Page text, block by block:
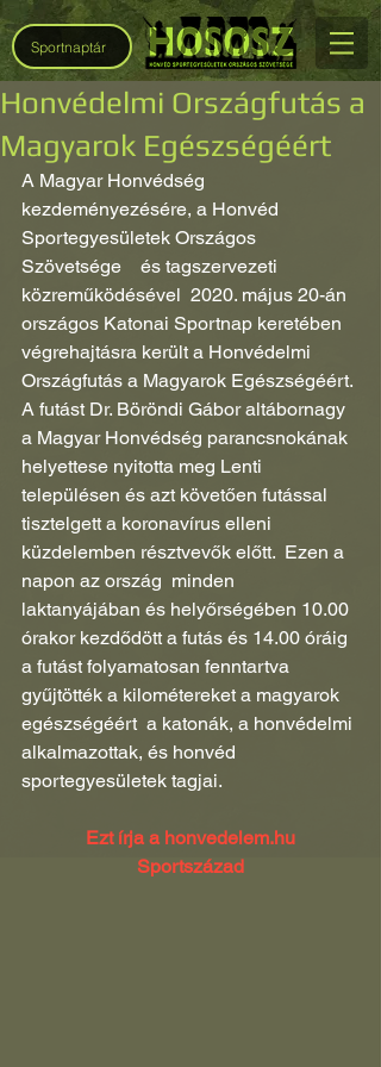
Sportnaptár
Honvédelmi Országfutás a
Magyarok Egészségéért
A Magyar Honvédség
kezdeményezésére, a Honvéd
Sportegyesületek Országos
Szövetsége    és tagszervezeti
közreműködésével  2020. május 20-án
országos Katonai Sportnap keretében
végrehajtásra került a Honvédelmi
Országfutás a Magyarok Egészségéért.
A futást Dr. Böröndi Gábor altábornagy
a Magyar Honvédség parancsnokának
helyettese nyitotta meg Lenti
településen és azt követően futással
tisztelgett a koronavírus elleni
küzdelemben résztvevők előtt.  Ezen a
napon az ország  minden
laktanyájában és helyőrségében 10.00
órakor kezdődött a futás és 14.00 óráig
a futást folyamatosan fenntartva
gyűjtötték a kilométereket a magyarok
egészségéért  a katonák, a honvédelmi
alkalmazottak, és honvéd
sportegyesületek tagjai.
Ezt írja a honvedelem.hu
Sportszázad